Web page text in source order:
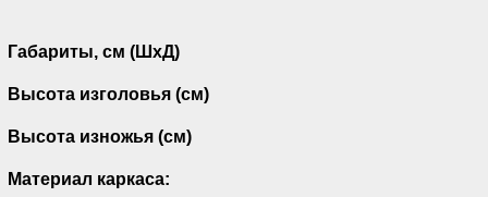
Габариты, см (ШхД)
Высота изголовья (см)
Высота изножья (см)
Материал каркаса: